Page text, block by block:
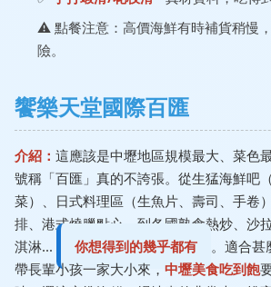
⚠️ 點餐注意：高價海鮮有時補貨稍慢
險。
饗樂天堂國際百匯
介紹： 這應該是中壢地區規模最大、菜色
號稱「百匯」真的不誇張。從生猛海鮮吧
菜）、日式料理區（生魚片、壽司、手卷
排、港式燒臘點心、到各國熟食熱炒、沙
淇淋...
你想得到的幾乎都有
。適合甚
帶長輩小孩一家大小來， 中壢美食吃到飽